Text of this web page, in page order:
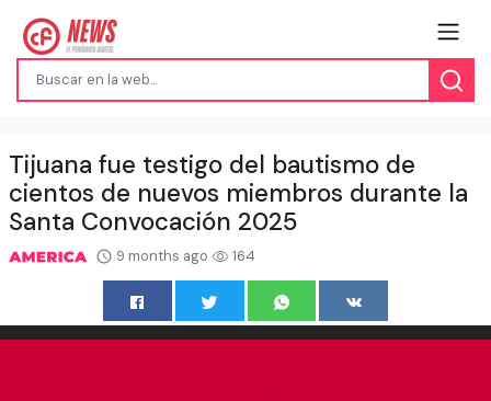
Tijuana fue testigo del bautismo de
cientos de nuevos miembros durante la
Santa Convocación 2025
9 months ago 164